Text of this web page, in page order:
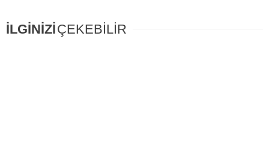
İLGİNİZİÇEKEBİLİR